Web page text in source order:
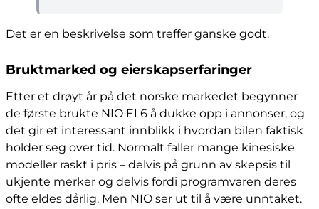
Det er en beskrivelse som treffer ganske godt.
Bruktmarked og eierskapserfaringer
Etter et drøyt år på det norske markedet begynner
de første brukte NIO EL6 å dukke opp i annonser, og
det gir et interessant innblikk i hvordan bilen faktisk
holder seg over tid. Normalt faller mange kinesiske
modeller raskt i pris – delvis på grunn av skepsis til
ukjente merker og delvis fordi programvaren deres
ofte eldes dårlig. Men NIO ser ut til å være unntaket.